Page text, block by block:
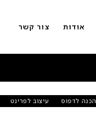
אודות צור קשר
הכנה לדפוס עיצוב לפרינט